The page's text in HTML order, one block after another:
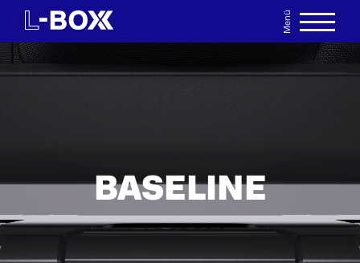
Menü
EN MERKLISTE
BASELINE